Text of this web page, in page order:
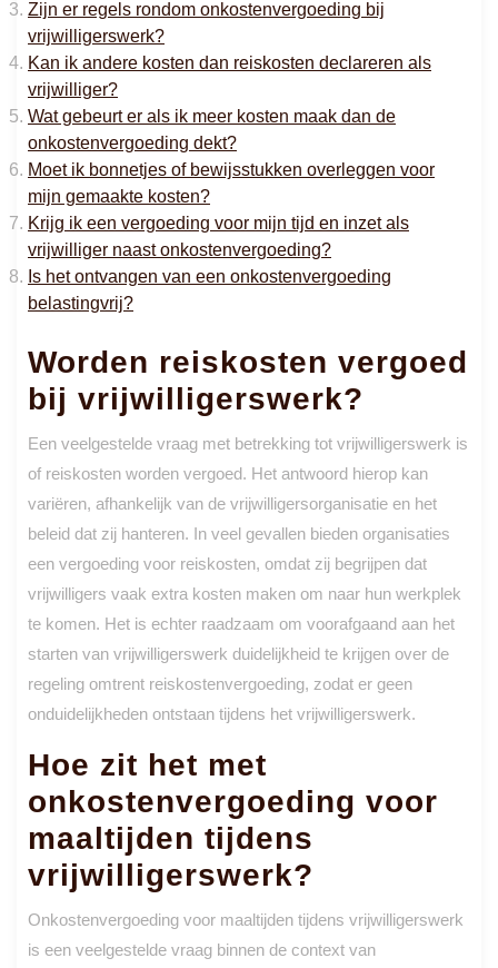
Zijn er regels rondom onkostenvergoeding bij
vrijwilligerswerk?
Kan ik andere kosten dan reiskosten declareren als
vrijwilliger?
Wat gebeurt er als ik meer kosten maak dan de
onkostenvergoeding dekt?
Moet ik bonnetjes of bewijsstukken overleggen voor
mijn gemaakte kosten?
Krijg ik een vergoeding voor mijn tijd en inzet als
vrijwilliger naast onkostenvergoeding?
Is het ontvangen van een onkostenvergoeding
belastingvrij?
Worden reiskosten vergoed
bij vrijwilligerswerk?
Een veelgestelde vraag met betrekking tot vrijwilligerswerk is
of reiskosten worden vergoed. Het antwoord hierop kan
variëren, afhankelijk van de vrijwilligersorganisatie en het
beleid dat zij hanteren. In veel gevallen bieden organisaties
een vergoeding voor reiskosten, omdat zij begrijpen dat
vrijwilligers vaak extra kosten maken om naar hun werkplek
te komen. Het is echter raadzaam om voorafgaand aan het
starten van vrijwilligerswerk duidelijkheid te krijgen over de
regeling omtrent reiskostenvergoeding, zodat er geen
onduidelijkheden ontstaan tijdens het vrijwilligerswerk.
Hoe zit het met
onkostenvergoeding voor
maaltijden tijdens
vrijwilligerswerk?
Onkostenvergoeding voor maaltijden tijdens vrijwilligerswerk
is een veelgestelde vraag binnen de context van